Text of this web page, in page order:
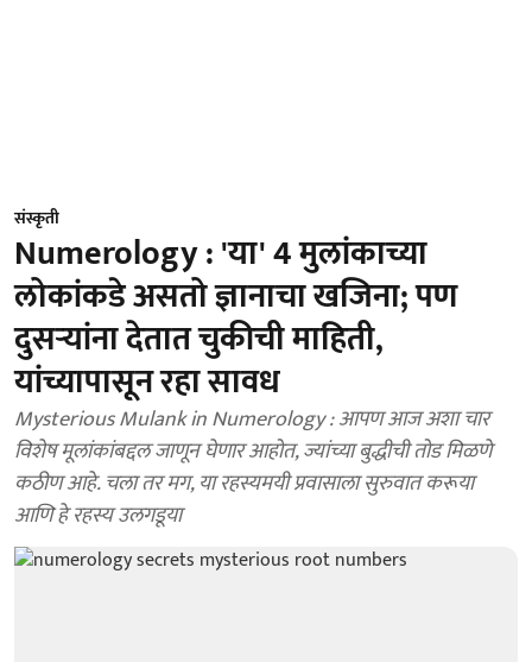
संस्कृती
Numerology : 'या' 4 मुलांकाच्या
लोकांकडे असतो ज्ञानाचा खजिना; पण
दुसऱ्यांना देतात चुकीची माहिती,
यांच्यापासून रहा सावध
Mysterious Mulank in Numerology : आपण आज अशा चार
विशेष मूलांकांबद्दल जाणून घेणार आहोत, ज्यांच्या बुद्धीची तोड मिळणे
कठीण आहे. चला तर मग, या रहस्यमयी प्रवासाला सुरुवात करूया
आणि हे रहस्य उलगडूया